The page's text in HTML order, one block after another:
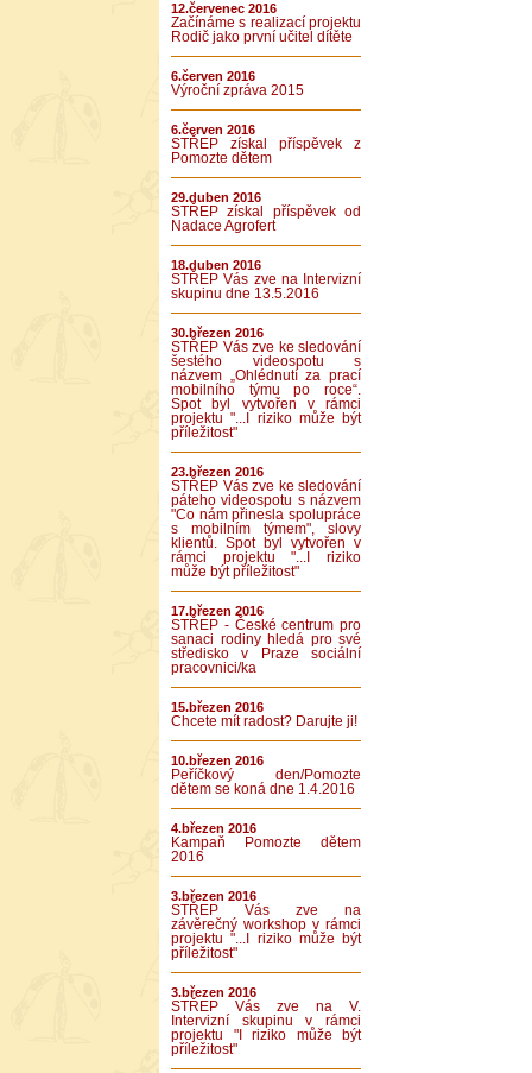
12.červenec 2016
Začínáme s realizací projektu
Rodič jako první učitel dítěte
6.červen 2016
Výroční zpráva 2015
6.červen 2016
STŘEP získal příspěvek z
Pomozte dětem
29.duben 2016
STŘEP získal příspěvek od
Nadace Agrofert
18.duben 2016
STŘEP Vás zve na Intervizní
skupinu dne 13.5.2016
30.březen 2016
STŘEP Vás zve ke sledování
šestého videospotu s
názvem „Ohlédnutí za prací
mobilního týmu po roce“.
Spot byl vytvořen v rámci
projektu "...I riziko může být
příležitost"
23.březen 2016
STŘEP Vás zve ke sledování
páteho videospotu s názvem
"Co nám přinesla spolupráce
s mobilním týmem", slovy
klientů. Spot byl vytvořen v
rámci projektu "...I riziko
může být příležitost"
17.březen 2016
STŘEP - České centrum pro
sanaci rodiny hledá pro své
středisko v Praze sociální
pracovnici/ka
15.březen 2016
Chcete mít radost? Darujte ji!
10.březen 2016
Peříčkový den/Pomozte
dětem se koná dne 1.4.2016
4.březen 2016
Kampaň Pomozte dětem
2016
3.březen 2016
STŘEP Vás zve na
závěrečný workshop v rámci
projektu "...I riziko může být
příležitost"
3.březen 2016
STŘEP Vás zve na V.
Intervizní skupinu v rámci
projektu "I riziko může být
příležitost"